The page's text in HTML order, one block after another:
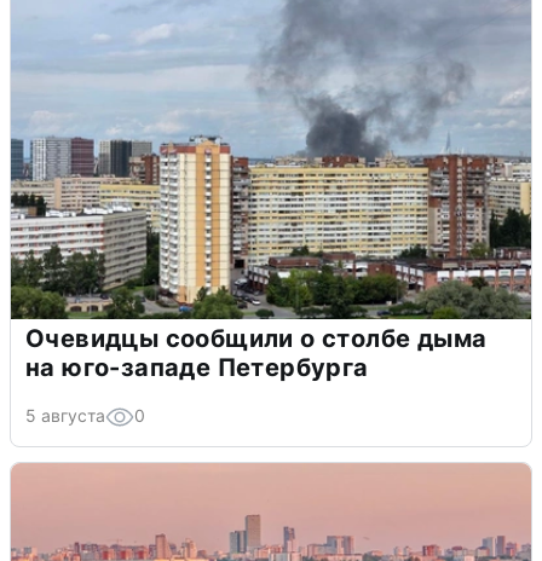
Очевидцы сообщили о столбе дыма
на юго-западе Петербурга
5 августа 0